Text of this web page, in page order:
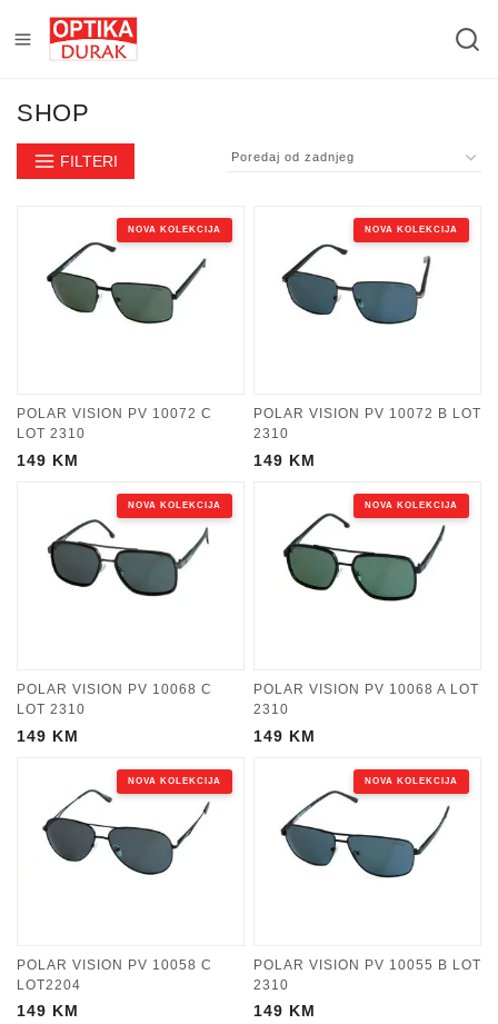
SHOP
FILTERI
NOVA KOLEKCIJA
POLAR VISION PV 10072 C
LOT 2310
149 KM
NOVA KOLEKCIJA
POLAR VISION PV 10072 B LOT
2310
149 KM
NOVA KOLEKCIJA
POLAR VISION PV 10068 C
LOT 2310
149 KM
NOVA KOLEKCIJA
POLAR VISION PV 10068 A LOT
2310
149 KM
NOVA KOLEKCIJA
POLAR VISION PV 10058 C
LOT2204
149 KM
NOVA KOLEKCIJA
POLAR VISION PV 10055 B LOT
2310
149 KM